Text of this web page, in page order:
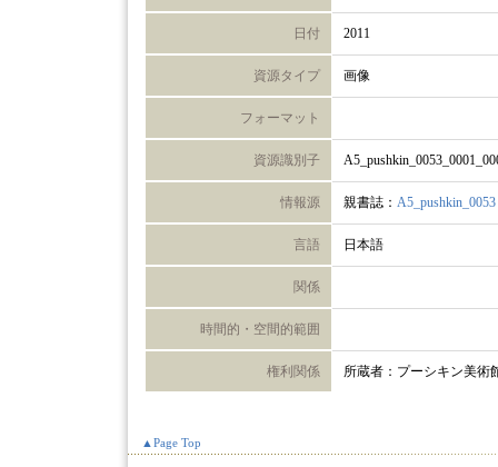
日付 2011
資源タイプ 画像
フォーマット
資源識別子
情報源 親書誌： A5_pushkin_0053
言語 日本語
関係
時間的・空間的範囲
権利関係 所蔵者：プーシキン美術
▲Page Top